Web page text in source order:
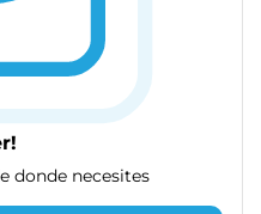
donde necesites